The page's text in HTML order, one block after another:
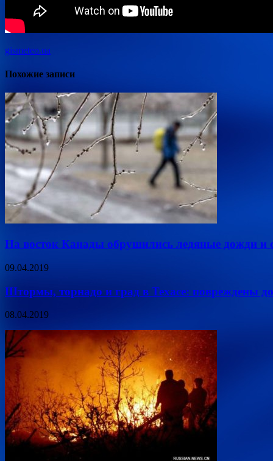
gismeteo.ua
Похожие записи
На восток Канады обрушились ледяные дожди и
09.04.2019
Штормы, торнадо и град в Техасе: повреждены
08.04.2019